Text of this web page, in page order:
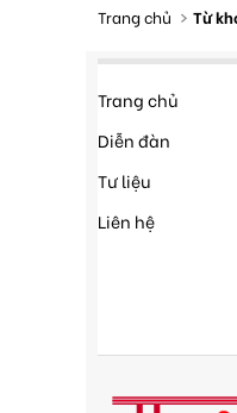
Trang chủ Từ
Trang chủ
Diễn đàn
Tư liệu
Liên hệ